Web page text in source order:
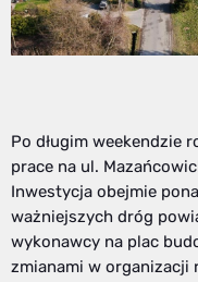
Po długim weekendzie
prace na ul.
Inwestycja obejmie
ważniejszych dróg
wykonawcy na plac
zmianami w organizacji